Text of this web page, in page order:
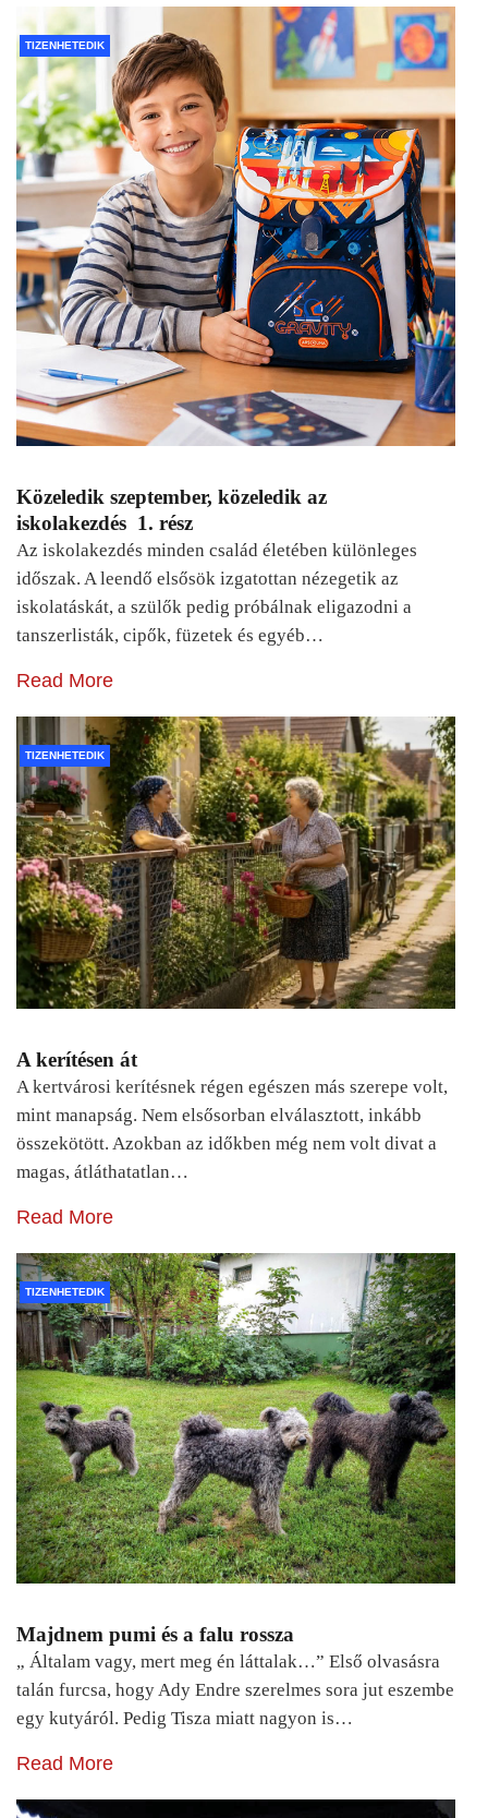
TIZENHETEDIK
Közeledik szeptember, közeledik az
iskolakezdés 1. rész
Az iskolakezdés minden család életében különleges
időszak. A leendő elsősök izgatottan nézegetik az
iskolatáskát, a szülők pedig próbálnak eligazodni a
tanszerlisták, cipők, füzetek és egyéb…
Read More
TIZENHETEDIK
A kerítésen át
A kertvárosi kerítésnek régen egészen más szerepe volt,
mint manapság. Nem elsősorban elválasztott, inkább
összekötött. Azokban az időkben még nem volt divat a
magas, átláthatatlan…
Read More
TIZENHETEDIK
Majdnem pumi és a falu rossza
„ Általam vagy, mert meg én láttalak…” Első olvasásra
talán furcsa, hogy Ady Endre szerelmes sora jut eszembe
egy kutyáról. Pedig Tisza miatt nagyon is…
Read More